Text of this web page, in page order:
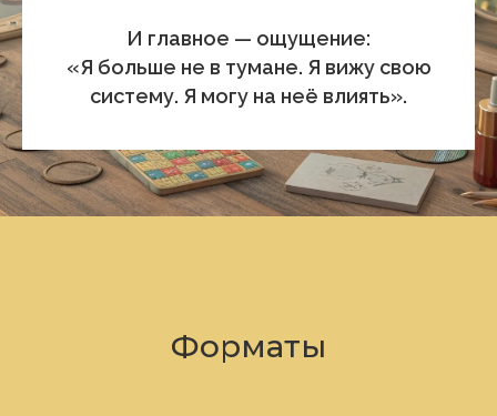
И главное — ощущение:
«Я больше не в тумане. Я вижу свою
систему. Я могу на неё влиять».
Форматы